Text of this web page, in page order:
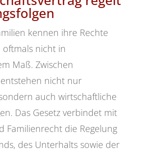
kennen ihre Rechte
nicht in
Maß. Zwischen
nicht nur
auch wirtschaftliche
Das Gesetz verbindet mit
Familienrecht die Regelung
des Unterhalts sowie der